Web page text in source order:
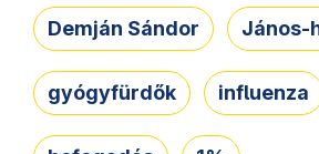
Demján Sándor János-
gyógyfürdők influenza